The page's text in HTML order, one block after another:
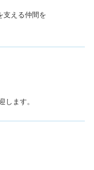
支える仲間を
します。